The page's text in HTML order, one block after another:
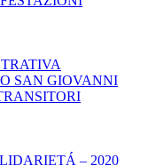
SAN GIOVANNI
– 2020